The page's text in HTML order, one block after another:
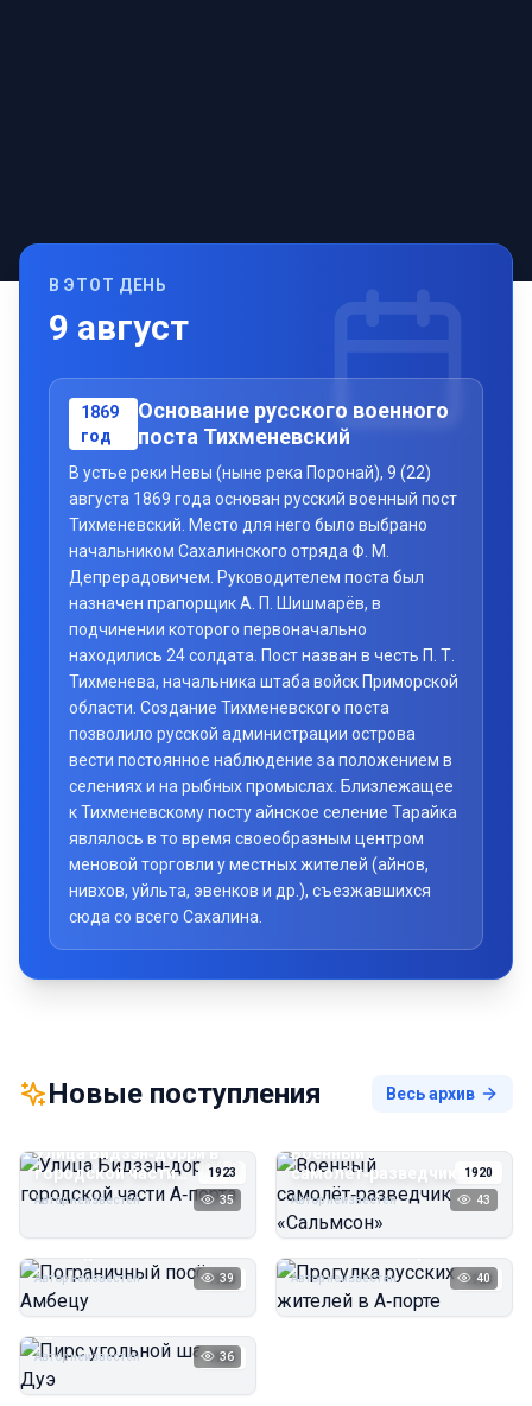
В ЭТОТ ДЕНЬ
9 август
1869
год
Основание русского военного
поста Тихменевский
В устье реки Невы (ныне река Поронай), 9 (22)
августа 1869 года основан русский военный пост
Тихменевский. Место для него было выбрано
начальником Сахалинского отряда Ф. М.
Депрерадовичем. Руководителем поста был
назначен прапорщик А. П. Шишмарёв, в
подчинении которого первоначально
находились 24 солдата. Пост назван в честь П. Т.
Тихменева, начальника штаба войск Приморской
области. Создание Тихменевского поста
позволило русской администрации острова
вести постоянное наблюдение за положением в
селениях и на рыбных промыслах. Близлежащее
к Тихменевскому посту айнское селение Тарайка
являлось в то время своеобразным центром
меновой торговли у местных жителей (айнов,
нивхов, уйльта, эвенков и др.), съезжавшихся
сюда со всего Сахалина.
Новые поступления Весь архив
1923
Улица Бидзэн‑дорри в
городской части
А‑порта
Автор неизвестен 35
1920
Военный
самолёт‑разведчик
«Сальмсон»
Автор неизвестен 43
1923
Автор неизвестен 39 1923
Прогулка русских
Автор неизвестен 40
1923
Пирс угольной шахты
Автор неизвестен 36